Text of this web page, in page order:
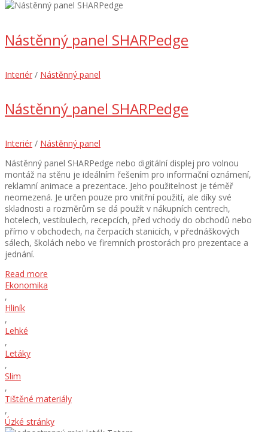
Nástěnný panel SHARPedge
Interiér / Nástěnný panel
Nástěnný panel SHARPedge
Interiér / Nástěnný panel
Nástěnný panel SHARPedge nebo digitální displej pro volnou
montáž na stěnu je ideálním řešením pro informační oznámení,
reklamní animace a prezentace. Jeho použitelnost je téměř
neomezená. Je určen pouze pro vnitřní použití, ale díky své
skladnosti a rozměrům se dá použít v nákupních centrech,
hotelech, vestibulech, recepcích, před vchody do obchodů nebo
přímo v obchodech, na čerpacích stanicích, v přednáškových
sálech, školách nebo ve firemních prostorách pro prezentace a
jednání.
Read more
Ekonomika
,
Hliník
,
Lehké
,
Letáky
,
Slim
,
Tištěné materiály
,
Úzké stránky